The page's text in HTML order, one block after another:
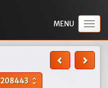
208443 unfold_more